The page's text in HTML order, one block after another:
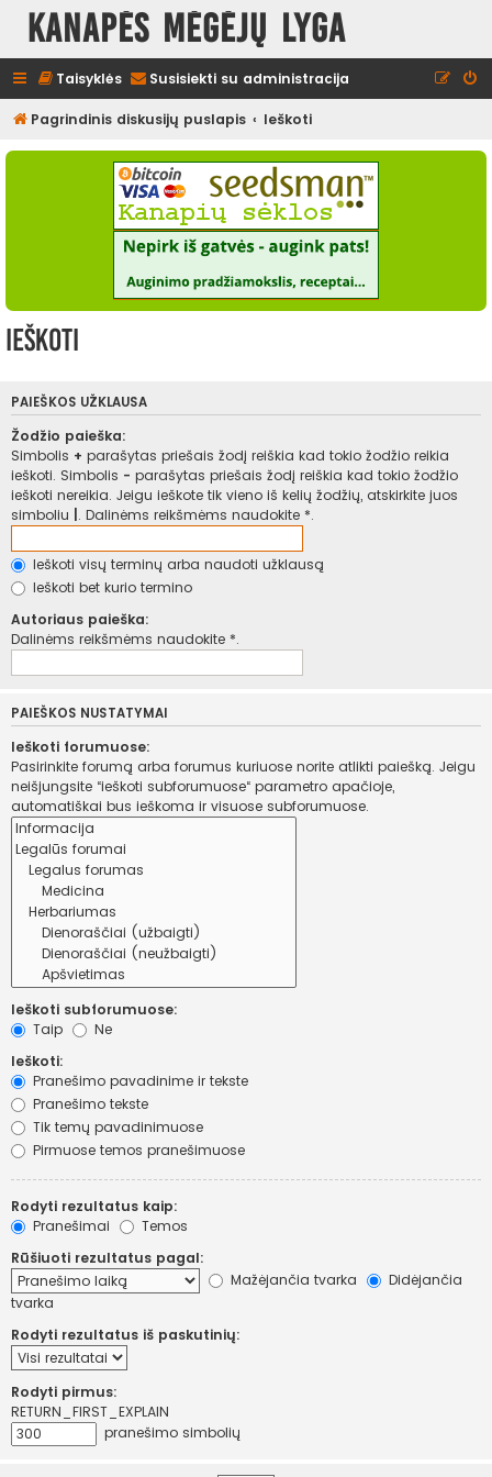
Kanapės mėgėjų lyga
Taisyklės Susisiekti su administracija
Pagrindinis diskusijų puslapis Ieškoti
Ieškoti
PAIEŠKOS UŽKLAUSA
Žodžio paieška:
Simbolis + parašytas priešais žodį reiškia kad tokio žodžio reikia
ieškoti. Simbolis - parašytas priešais žodį reiškia kad tokio žodžio
ieškoti nereikia. Jeigu ieškote tik vieno iš kelių žodžių, atskirkite juos
simboliu . Dalinėms reikšmėms naudokite *.
Ieškoti visų terminų arba naudoti užklausą
Ieškoti bet kurio termino
Autoriaus paieška:
Dalinėms reikšmėms naudokite *.
PAIEŠKOS NUSTATYMAI
Ieškoti forumuose:
Pasirinkite forumą arba forumus kuriuose norite atlikti paiešką. Jeigu
neišjungsite “ieškoti subforumuose“ parametro apačioje,
automatiškai bus ieškoma ir visuose subforumuose.
Ieškoti subforumuose:
Taip
Ne
Ieškoti:
Pranešimo pavadinime ir tekste
Pranešimo tekste
Tik temų pavadinimuose
Pirmuose temos pranešimuose
Rodyti rezultatus kaip:
Pranešimai
Temos
Rūšiuoti rezultatus pagal:
Mažėjančia tvarka
Didėjančia
tvarka
Rodyti rezultatus iš paskutinių:
Rodyti pirmus:
RETURN_FIRST_EXPLAIN
pranešimo simbolių